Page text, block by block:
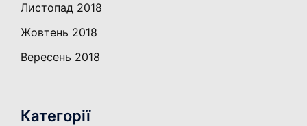
Листопад 2018
Жовтень 2018
Вересень 2018
Категорії